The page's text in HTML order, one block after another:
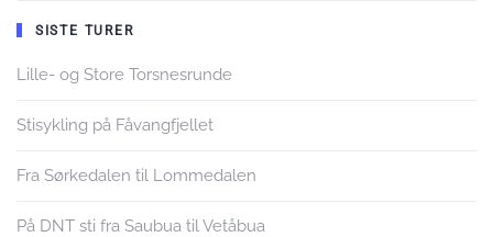
SISTE TURER
Lille- og Store Torsnesrunde
Stisykling på Fåvangfjellet
Fra Sørkedalen til Lommedalen
På DNT sti fra Saubua til Vetåbua